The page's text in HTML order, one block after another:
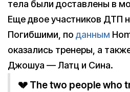
тела были доставлены в
Еще двое участников ДТП
Погибшими, по данным
оказались тренеры, а
Джошуа — Латц и Сина.
💔 The two people who